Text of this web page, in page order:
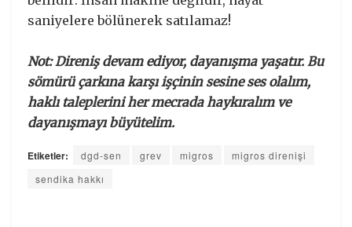
saniyelere bölünerek satılamaz!
Not: Direniş devam ediyor, dayanışma yaşatır. Bu
sömürü çarkına karşı işçinin sesine ses olalım,
haklı taleplerini her mecrada haykıralım ve
dayanışmayı büyütelim.
Etiketler: dgd-sen grev migros
migros direnişi
sendika hakkı